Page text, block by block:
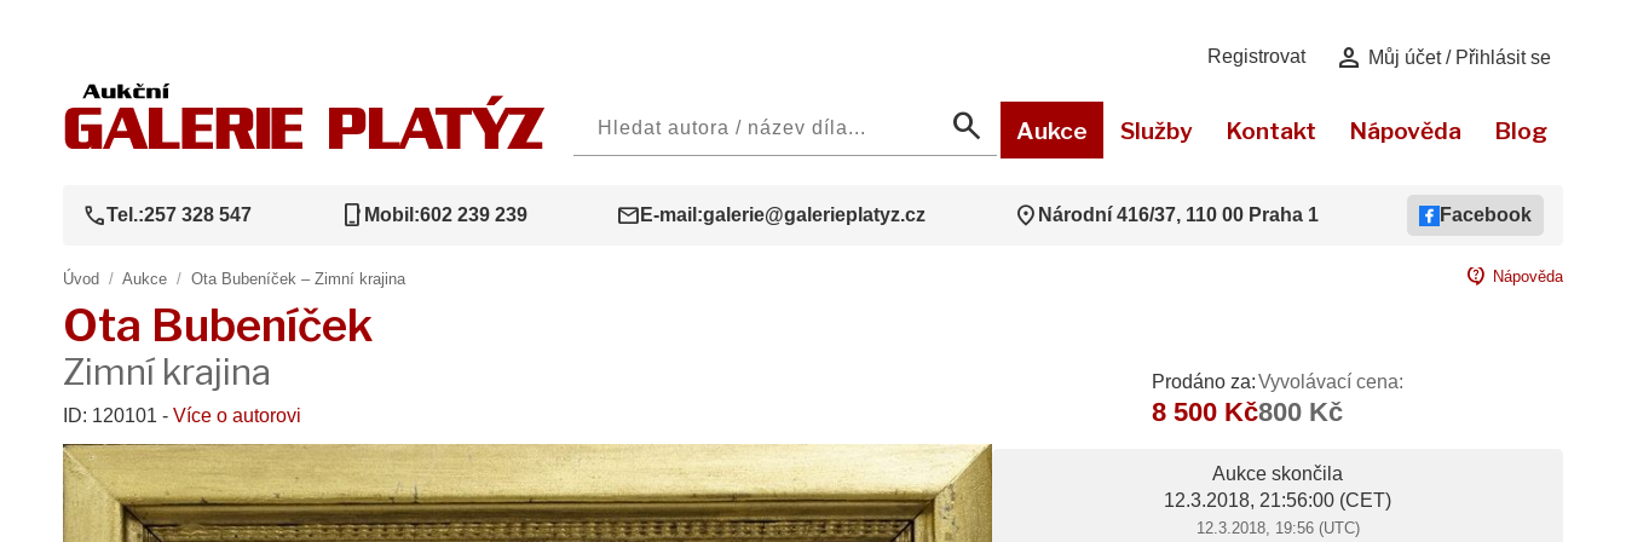
Registrovat person Můj účet / Přihlásit se
search Aukce Služby Kontakt Nápověda Blog
callTel.:257 328 547 phone_iphone Mobil:602 239 239 mail E-mail:galerie@galerieplatyz.cz location_on Národní 416/37, 110 00 Praha 1 Facebook
Úvod / Aukce / Ota Bubeníček – Zimní krajina contact_support Nápověda
Ota Bubeníček
Zimní krajina
ID: 120101 - Více o autorovi
Prodáno za:
8 500 Kč
Vyvolávací cena:
800 Kč
Aukce skončila
12.3.2018, 21:56:00 (CET)
12.3.2018, 19:56 (UTC)